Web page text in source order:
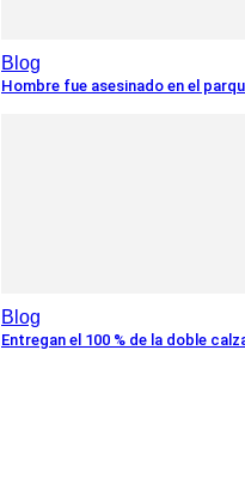
Blog
Hombre fue asesinado en el
Blog
Entregan el 100 % de la doble